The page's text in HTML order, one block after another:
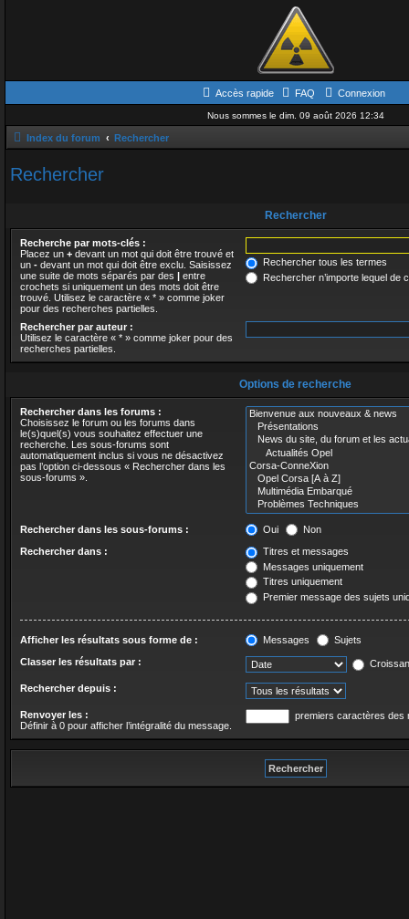
Accès rapide FAQ Connexion
Nous sommes le dim. 09 août 2026 12:34
Index du forum Rechercher
Rechercher
Rechercher
Recherche par mots-clés :
Placez un + devant un mot qui doit être trouvé et
un - devant un mot qui doit être exclu. Saisissez
une suite de mots séparés par des | entre
crochets si uniquement un des mots doit être
trouvé. Utilisez le caractère « * » comme joker
pour des recherches partielles.
Rechercher tous les termes
Rechercher n’importe lequel de
Rechercher par auteur :
Utilisez le caractère « * » comme joker pour des
recherches partielles.
Options de recherche
Rechercher dans les forums :
Choisissez le forum ou les forums dans
le(s)quel(s) vous souhaitez effectuer une
recherche. Les sous-forums sont
automatiquement inclus si vous ne désactivez
pas l’option ci-dessous « Rechercher dans les
sous-forums ».
Rechercher dans les sous-forums : Oui Non
Rechercher dans :
Titres et messages
Messages uniquement
Titres uniquement
Premier message des sujets
Afficher les résultats sous forme de : Messages Sujets
Classer les résultats par :
Rechercher depuis :
Renvoyer les :
Définir à 0 pour afficher l’intégralité du message.
premiers caractères des